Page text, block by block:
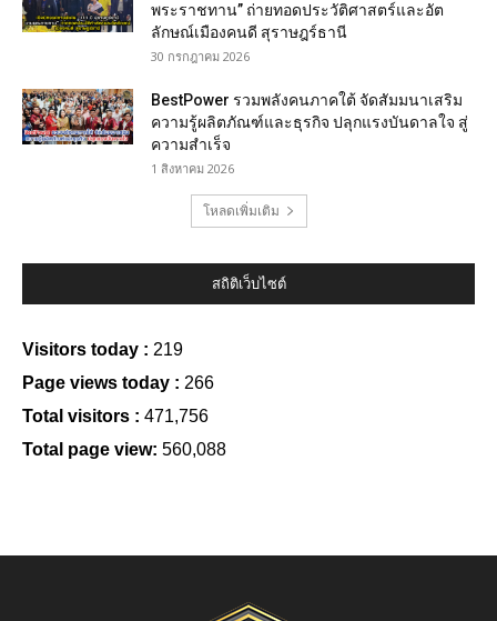
พระราชทาน” ถ่ายทอดประวัติศาสตร์และอัต
ลักษณ์เมืองคนดี สุราษฎร์ธานี
30 กรกฎาคม 2026
BestPower รวมพลังคนภาคใต้ จัดสัมมนาเสริม
ความรู้ผลิตภัณฑ์และธุรกิจ ปลุกแรงบันดาลใจ สู่
ความสำเร็จ
1 สิงหาคม 2026
โหลดเพิ่มเติม
สถิติเว็บไซต์
Visitors today : 219
Page views today : 266
Total visitors : 471,756
Total page view: 560,088